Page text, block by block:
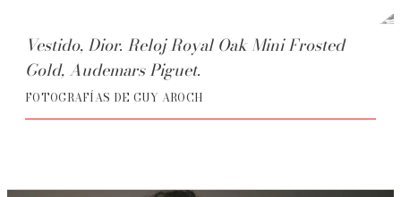
Vestido, Dior. Reloj Royal Oak Mini Frosted
Gold, Audemars Piguet.
FOTOGRAFÍAS DE GUY AROCH